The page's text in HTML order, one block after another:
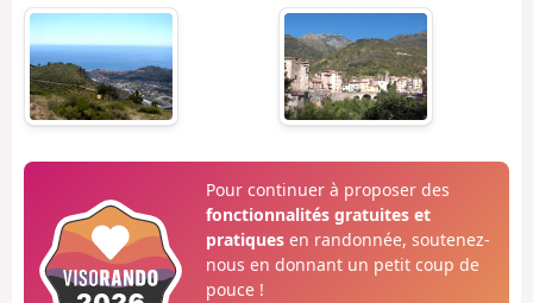
Pour continuer à proposer des
fonctionnalités gratuites et
pratiquesen randonnée, soutenez-
nous en donnant un petit coup de
pouce !